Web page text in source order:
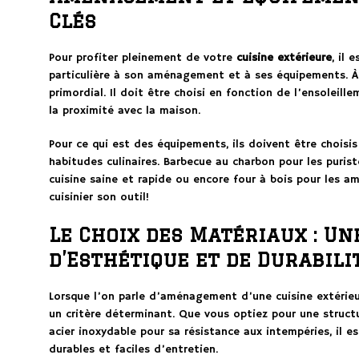
Clés
Pour profiter pleinement de votre cuisine extérieure, il
particulière à son aménagement et à ses équipements.
primordial. Il doit être choisi en fonction de
la proximité avec la maison.
Pour ce qui est des équipements, ils doivent être
habitudes culinaires. Barbecue au charbon pour les
cuisine saine et rapide ou encore four à bois pour les
cuisinier son outil!
Le Choix des Matériaux :
d’Esthétique et de
Lorsque l’on parle d’aménagement d’une cuisine
un critère déterminant. Que vous optiez pour une
acier inoxydable pour sa résistance aux intempéries, il
durables et faciles d’entretien.